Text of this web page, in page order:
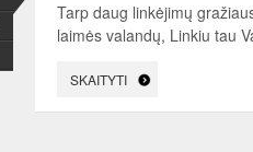
Tarp daug linkėjimų
laimės valandų, Linkiu tau
SKAITYTI